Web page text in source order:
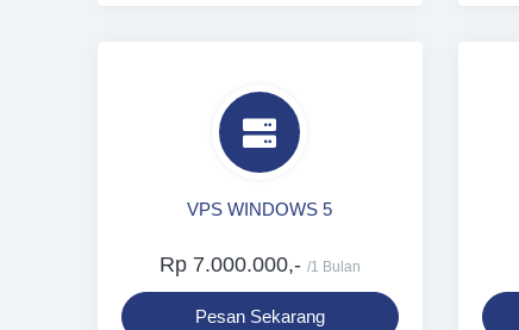
VPS WINDOWS 5
Rp 7.000.000,- /1 Bulan
Pesan Sekarang